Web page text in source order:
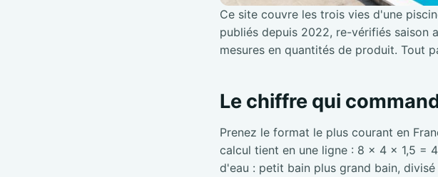
Ce site couvre les trois vies d'une
publiés depuis 2022, re-vérifiés saison
mesures en quantités de produit. Tout
Le chiffre qui
Prenez le format le plus courant en
calcul tient en une ligne : 8 × 4 × 1,5 =
d'eau : petit bain plus grand bain,